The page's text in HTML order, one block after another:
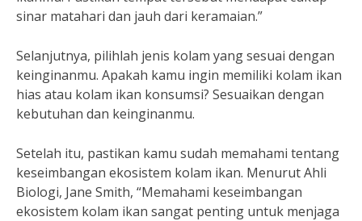
sinar matahari dan jauh dari keramaian.”
Selanjutnya, pilihlah jenis kolam yang sesuai dengan
keinginanmu. Apakah kamu ingin memiliki kolam ikan
hias atau kolam ikan konsumsi? Sesuaikan dengan
kebutuhan dan keinginanmu.
Setelah itu, pastikan kamu sudah memahami tentang
keseimbangan ekosistem kolam ikan. Menurut Ahli
Biologi, Jane Smith, “Memahami keseimbangan
ekosistem kolam ikan sangat penting untuk menjaga